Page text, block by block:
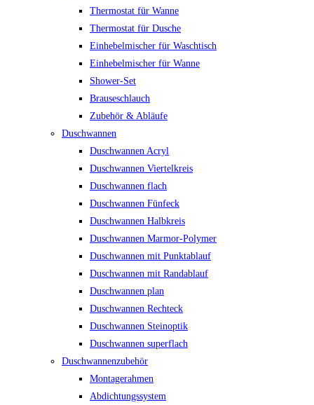
Thermostat für Wanne
Thermostat für Dusche
Einhebelmischer für Waschtisch
Einhebelmischer für Wanne
Shower-Set
Brauseschlauch
Zubehör & Abläufe
Duschwannen
Duschwannen Acryl
Duschwannen Viertelkreis
Duschwannen flach
Duschwannen Fünfeck
Duschwannen Halbkreis
Duschwannen Marmor-Polymer
Duschwannen mit Punktablauf
Duschwannen mit Randablauf
Duschwannen plan
Duschwannen Rechteck
Duschwannen Steinoptik
Duschwannen superflach
Duschwannenzubehör
Montagerahmen
Abdichtungssystem